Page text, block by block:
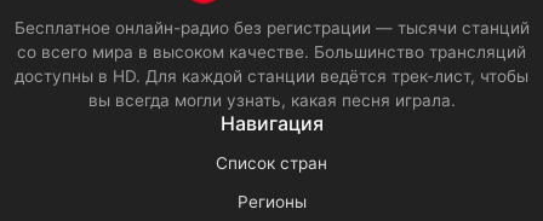
Бесплатное онлайн-радио без регистрации — тысячи станций
со всего мира в высоком качестве. Большинство трансляций
доступны в HD. Для каждой станции ведётся трек-лист, чтобы
вы всегда могли узнать, какая песня играла.
Навигация
Список стран
Регионы